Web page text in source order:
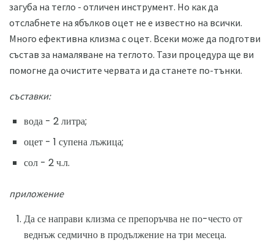
загуба на тегло - отличен инструмент. Но как да
отслабнете на ябълков оцет не е известно на всички.
Много ефективна клизма с оцет. Всеки може да подготви
състав за намаляване на теглото. Тази процедура ще ви
помогне да очистите червата и да станете по-тънки.
съставки:
вода - 2 литра;
оцет - 1 супена лъжица;
сол - 2 ч.л.
приложение
Да се ​​направи клизма се препоръчва не по-често от
веднъж седмично в продължение на три месеца.